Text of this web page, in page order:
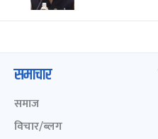
समाचार
समाज
विचार/ब्लग